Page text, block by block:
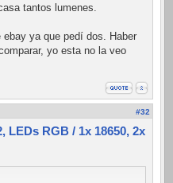
tantos lumenes.
ya que pedí dos. Haber
yo esta no la veo
#32
LEDs RGB / 1x 18650, 2x